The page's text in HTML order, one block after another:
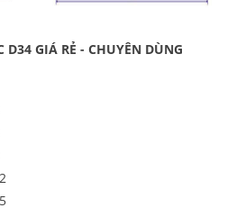
D34 GIÁ RẺ - CHUYÊN DÙNG